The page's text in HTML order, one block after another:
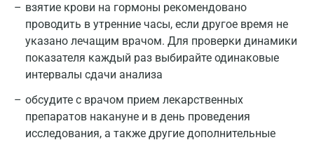
взятие крови на гормоны рекомендовано
проводить в утренние часы, если другое время не
указано лечащим врачом. Для проверки динамики
показателя каждый раз выбирайте одинаковые
интервалы сдачи анализа
обсудите с врачом прием лекарственных
препаратов накануне и в день проведения
исследования, а также другие дополнительные